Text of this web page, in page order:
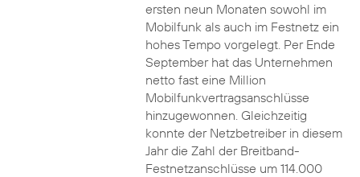
ersten neun Monaten sowohl im
Mobilfunk als auch im Festnetz ein
hohes Tempo vorgelegt. Per Ende
September hat das Unternehmen
netto fast eine Million
Mobilfunkvertragsanschlüsse
hinzugewonnen. Gleichzeitig
konnte der Netzbetreiber in diesem
Jahr die Zahl der Breitband-
Festnetzanschlüsse um 114.000